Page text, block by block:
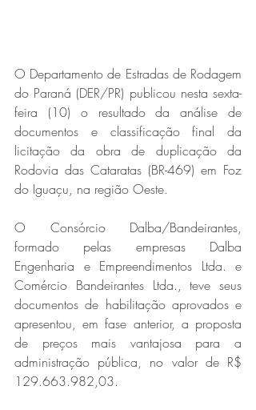
O Departamento de Estradas de Rodagem
do Paraná (DER/PR) publicou nesta sexta-
feira (10) o resultado da análise de
documentos e classificação final da
licitação da obra de duplicação da
Rodovia das Cataratas (BR-469) em Foz
do Iguaçu, na região Oeste.
O Consórcio Dalba/Bandeirantes,
formado pelas empresas Dalba
Engenharia e Empreendimentos Ltda. e
Comércio Bandeirantes Ltda., teve seus
documentos de habilitação aprovados e
apresentou, em fase anterior, a proposta
de preços mais vantajosa para a
administração pública, no valor de R$
129.663.982,03.